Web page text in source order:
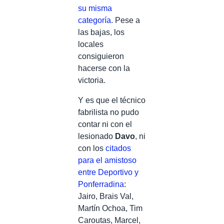
su misma
categoría. Pese a
las bajas, los
locales
consiguieron
hacerse con la
victoria.
Y es que el técnico
fabrilista no pudo
contar ni con el
lesionado Davo, ni
con los citados
para el amistoso
entre Deportivo y
Ponferradina:
Jairo, Brais Val,
Martín Ochoa, Tim
Caroutas, Marcel,